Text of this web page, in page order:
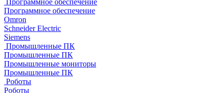
Программное обеспечение
Программное обеспечение
Omron
Schneider Electric
Siemens
Промышленные ПК
Промышленные ПК
Промышленные мониторы
Промышленные ПК
Роботы
Роботы